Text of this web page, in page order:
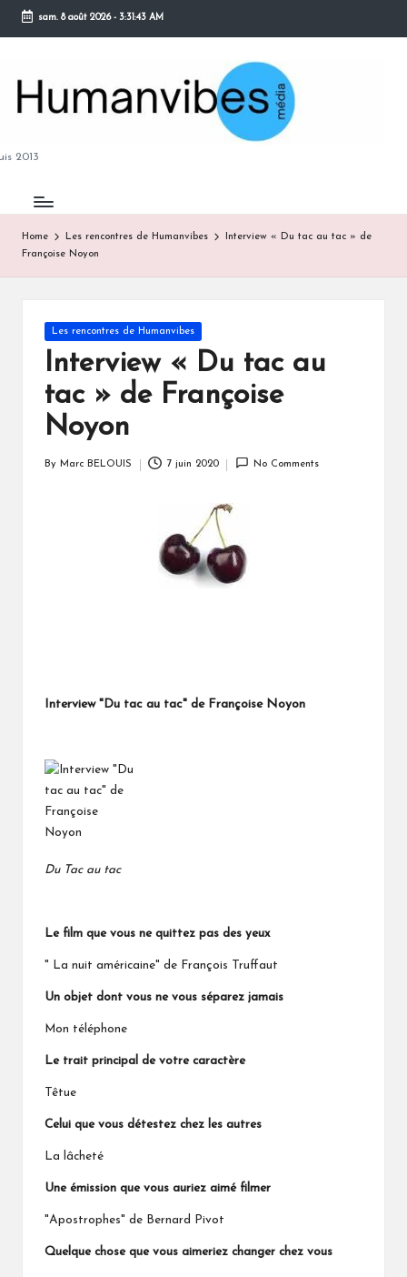
Skip
content
sam. 8 août 2026- 3:31:44 AM
2013
Home Les rencontres de Humanvibes
Interview « Du tac au tac » de
Françoise Noyon
Posted
in
Les rencontres de Humanvibes
Interview « Du tac au
tac » de Françoise
Noyon
By Marc BELOUIS 7 juin 2020 No Comments
Interview "Du tac au tac" de Françoise Noyon
Du Tac au tac
Le film que vous ne quittez pas des yeux
" La nuit américaine" de François Truffaut
Un objet dont vous ne vous séparez jamais
Mon téléphone
Le trait principal de votre caractère
Têtue
Celui que vous détestez chez les autres
La lâcheté
Une émission que vous auriez aimé filmer
"Apostrophes" de Bernard Pivot
Quelque chose que vous aimeriez changer chez vous